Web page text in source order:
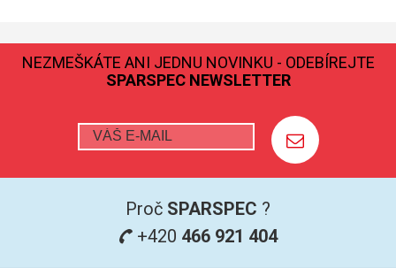
NEZMEŠKÁTE ANI JEDNU NOVINKU - ODEBÍREJTE
SPARSPEC NEWSLETTER
Proč SPARSPEC ?
+420 466 921 404